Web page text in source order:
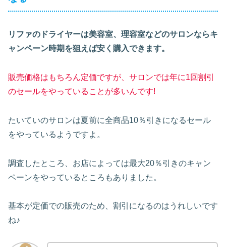
リファのドライヤーは美容室、理容室などのサロンならキ
ャンペーン時期を狙えば安く購入できます。
販売価格はもちろん定価ですが、サロンでは年に1回割引
のセールをやっていることが多いんです!
たいていのサロンは夏前に全商品10％引きになるセール
をやっているようですよ。
調査したところ、お店によっては最大20％引きのキャン
ペーンをやっているところもありました。
基本が定価での販売のため、割引になるのはうれしいです
ね♪